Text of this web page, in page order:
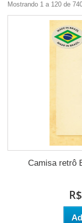
Mostrando 1 a 120 de
Camisa retrô